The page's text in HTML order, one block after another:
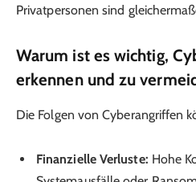
Privatpersonen sind
Warum ist es wichtig,
erkennen und zu
Die Folgen von Cyberangriffen
Finanzielle Verluste: Hohe